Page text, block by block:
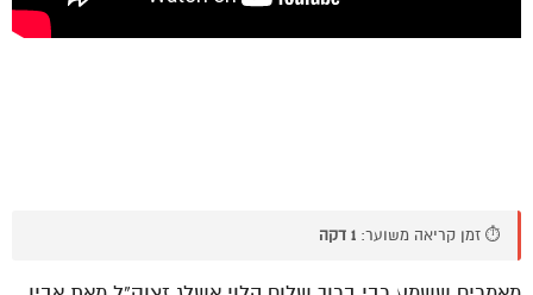
⏱️ זמן קריאה משוער: 1 דקה